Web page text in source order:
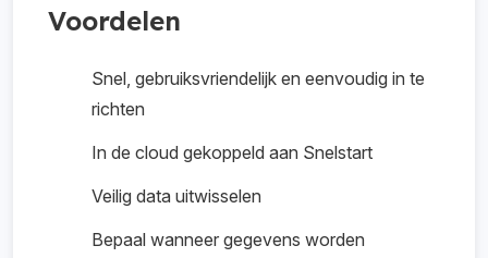
Voordelen
Snel, gebruiksvriendelijk en eenvoudig in te
richten
In de cloud gekoppeld aan Snelstart
Veilig data uitwisselen
Bepaal wanneer gegevens worden